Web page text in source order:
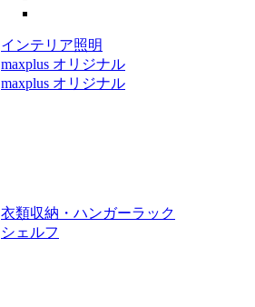
インテリア照明
maxplus オリジナル
maxplus オリジナル
衣類収納・ハンガーラック
シェルフ